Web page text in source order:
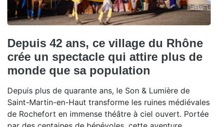
Depuis 42 ans, ce village du Rhône
crée un spectacle qui attire plus de
monde que sa population
Depuis plus de quarante ans, le Son & Lumière de
Saint-Martin-en-Haut transforme les ruines médiévales
de Rochefort en immense théâtre à ciel ouvert. Portée